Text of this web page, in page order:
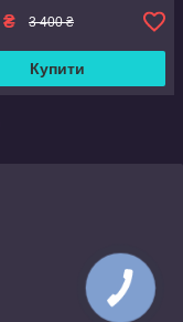
₴ 3 400 ₴
Купити